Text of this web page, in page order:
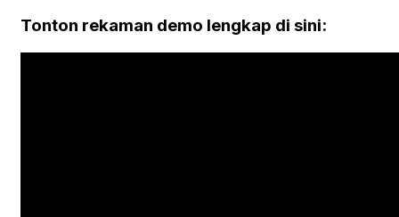
Tonton rekaman demo lengkap di sini: